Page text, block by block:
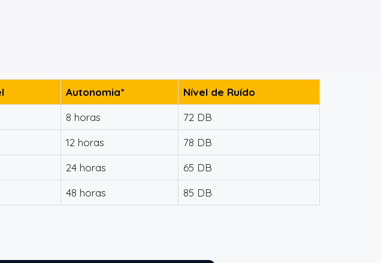
Autonomia*
Nível de Ruído
8 horas
72 DB
12 horas
78 DB
24 horas
65 DB
48 horas 85 DB